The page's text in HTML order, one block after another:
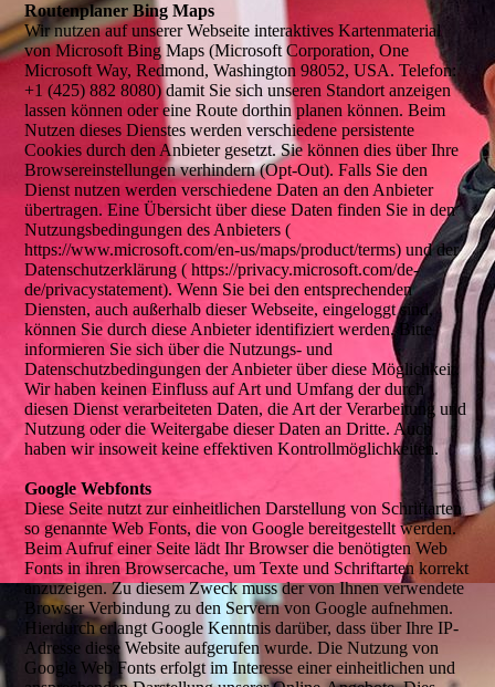
Routenplaner Bing Maps
Wir nutzen auf unserer Webseite interaktives Kartenmaterial
von Microsoft Bing Maps (Microsoft Corporation, One
Microsoft Way, Redmond, Washington 98052, USA. Telefon:
+1 (425) 882 8080) damit Sie sich unseren Standort anzeigen
lassen können oder eine Route dorthin planen können. Beim
Nutzen dieses Dienstes werden verschiedene persistente
Cookies durch den Anbieter gesetzt. Sie können dies über Ihre
Browsereinstellungen verhindern (Opt-Out). Falls Sie den
Dienst nutzen werden verschiedene Daten an den Anbieter
übertragen. Eine Übersicht über diese Daten finden Sie in den
Nutzungsbedingungen des Anbieters (
https://www.microsoft.com/en-us/maps/product/terms) und der
Datenschutzerklärung ( https://privacy.microsoft.com/de-
de/privacystatement). Wenn Sie bei den entsprechenden
Diensten, auch außerhalb dieser Webseite, eingeloggt sind,
können Sie durch diese Anbieter identifiziert werden. Bitte
informieren Sie sich über die Nutzungs- und
Datenschutzbedingungen der Anbieter über diese Möglichkeit.
Wir haben keinen Einfluss auf Art und Umfang der durch
diesen Dienst verarbeiteten Daten, die Art der Verarbeitung und
Nutzung oder die Weitergabe dieser Daten an Dritte. Auch
haben wir insoweit keine effektiven Kontrollmöglichkeiten.
Google Webfonts
Diese Seite nutzt zur einheitlichen Darstellung von Schriftarten
so genannte Web Fonts, die von Google bereitgestellt werden.
Beim Aufruf einer Seite lädt Ihr Browser die benötigten Web
Fonts in ihren Browsercache, um Texte und Schriftarten korrekt
anzuzeigen. Zu diesem Zweck muss der von Ihnen verwendete
Browser Verbindung zu den Servern von Google aufnehmen.
Hierdurch erlangt Google Kenntnis darüber, dass über Ihre IP-
Adresse diese Website aufgerufen wurde. Die Nutzung von
Google Web Fonts erfolgt im Interesse einer einheitlichen und